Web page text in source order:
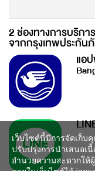
2 ช่องทางการบริก
จากกรุงเทพประกัน
แอ
เว็บไซต์นี้มีการจัดเก็บ
ปรับปรุงการนำเสนอเ
อำนวยความสะดวกให้